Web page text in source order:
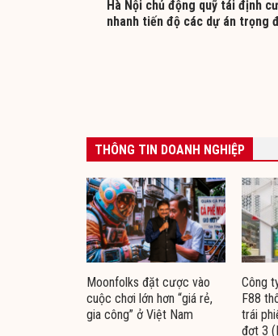
Hà Nội chủ động quỹ tái định
nhanh tiến độ các dự án trọng
THÔNG TIN DOANH NGHIỆP
Moonfolks đặt cược vào
cuộc chơi lớn hơn “giá rẻ,
gia công” ở Việt Nam
Công
F88
trái
đợt 3